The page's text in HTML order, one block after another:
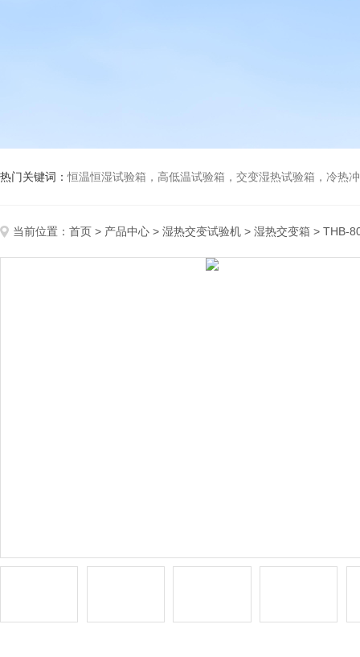
热门关键词：恒温恒湿试验箱，高低温试验箱，交变湿热试验箱，冷热冲击试验
当前位置： 首页 > 产品中心 > 湿热交变试验机 > 湿热交变箱 > THB-